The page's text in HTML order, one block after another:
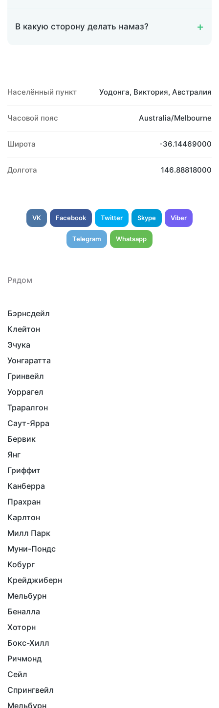
В какую сторону делать намаз?
Населённый пункт Уодонга, Виктория, Австралия
Часовой пояс Australia/Melbourne
Широта -36.14469000
Долгота 146.88818000
VK Facebook Twitter Skype Viber
Telegram Whatsapp
Рядом
Бэрнсдейл
Клейтон
Эчука
Уонгаратта
Гринвейл
Уоррагел
Траралгон
Саут-Ярра
Бервик
Янг
Гриффит
Канберра
Прахран
Карлтон
Милл Парк
Муни-Пондс
Кобург
Крейджиберн
Мельбурн
Беналла
Хоторн
Бокс-Хилл
Ричмонд
Сейл
Спрингвейл
Мельбурн